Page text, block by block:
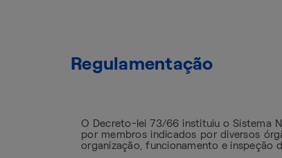
Regulamentação
O Decreto-lei 73/66 instituiu o Sistema
por membros indicados por diversos
organização, funcionamento e inspeção